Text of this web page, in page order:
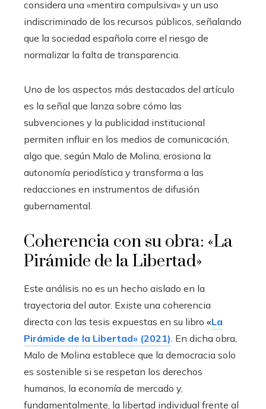
considera una «mentira compulsiva» y un uso
indiscriminado de los recursos públicos, señalando
que la sociedad española corre el riesgo de
normalizar la falta de transparencia.
Uno de los aspectos más destacados del artículo
es la señal que lanza sobre cómo las
subvenciones y la publicidad institucional
permiten influir en los medios de comunicación,
algo que, según Malo de Molina, erosiona la
autonomía periodística y transforma a las
redacciones en instrumentos de difusión
gubernamental.
Coherencia con su obra: «La
Pirámide de la Libertad»
Este análisis no es un hecho aislado en la
trayectoria del autor. Existe una coherencia
directa con las tesis expuestas en su libro «La
Pirámide de la Libertad» (2021) . En dicha obra,
Malo de Molina establece que la democracia solo
es sostenible si se respetan los derechos
humanos, la economía de mercado y,
fundamentalmente, la libertad individual frente al